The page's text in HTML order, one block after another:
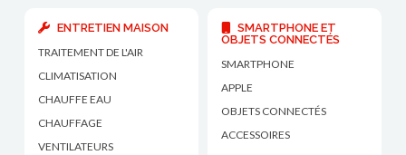
ENTRETIEN MAISON
TRAITEMENT DE L'AIR
CLIMATISATION
CHAUFFE EAU
CHAUFFAGE
VENTILATEURS
SMARTPHONE ET
OBJETS CONNECTÉS
SMARTPHONE
APPLE
OBJETS CONNECTÉS
ACCESSOIRES